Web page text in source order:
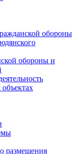
обороны
обороны и
размещения